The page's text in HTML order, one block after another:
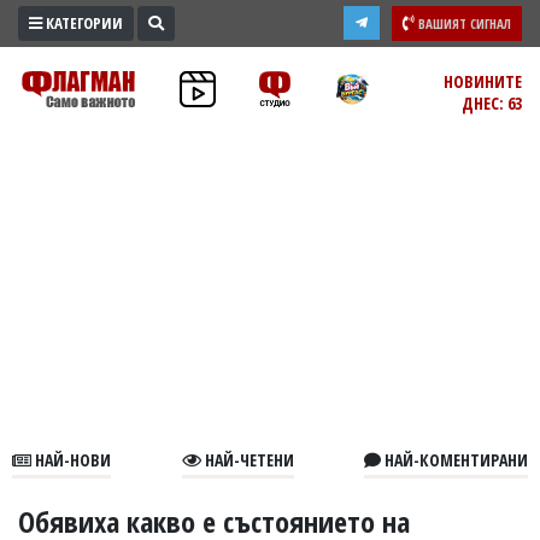
ПРОМО
ЗОНА
В
КАТЕГОРИИ ВАШИЯТ СИГНАЛ
НОВИНИТЕ
ДНЕС: 63
НАЙ-НОВИ НАЙ-ЧЕТЕНИ НАЙ-КОМЕНТИРАНИ
Обявиха какво е състоянието на